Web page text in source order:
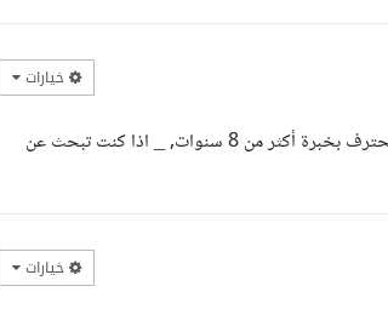
خيارات
السلام عليكم, مع حضرتك مهندس خالد الموافي, مصمم موشن جرافيك وفيديو اديتور محترف بخبرة أكثر من 8 سنوات, _ اذا كنت تبحث عن
خيارات